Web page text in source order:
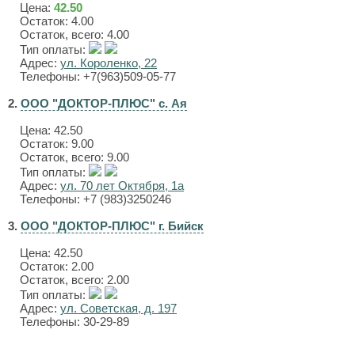
Цена: 42.50
Остаток: 4.00
Остаток, всего: 4.00
Тип оплаты:
Адрес: ул. Короленко, 22
Телефоны: +7(963)509-05-77
2. ООО "ДОКТОР-ПЛЮС" с. Ая
Цена: 42.50
Остаток: 9.00
Остаток, всего: 9.00
Тип оплаты:
Адрес: ул. 70 лет Октября, 1а
Телефоны: +7 (983)3250246
3. ООО "ДОКТОР-ПЛЮС" г. Бийск
Цена: 42.50
Остаток: 2.00
Остаток, всего: 2.00
Тип оплаты:
Адрес: ул. Советская, д. 197
Телефоны: 30-29-89